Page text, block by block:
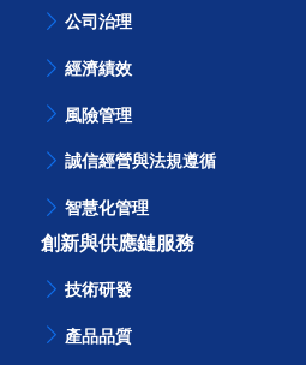
公司治理
經濟績效
風險管理
誠信經營與法規遵循
智慧化管理
創新與供應鏈服務
技術研發
產品品質